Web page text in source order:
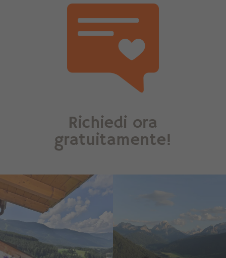
Richiedi ora
gratuitamente!